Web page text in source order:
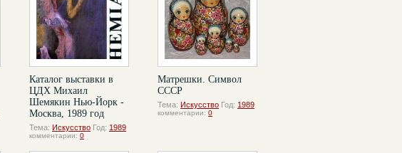
Каталог выставки в
ЦДХ Михаил
Шемякин Нью-Йорк -
Москва, 1989 год
Тема: Искусство Год: 1989
комментарии: 0
Матрешки. Символ
СССР
Тема: Искусство Год: 1989
комментарии: 0